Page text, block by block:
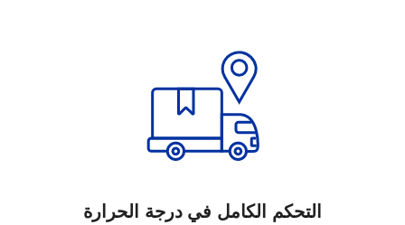
التحكم الكامل في درجة الحرارة